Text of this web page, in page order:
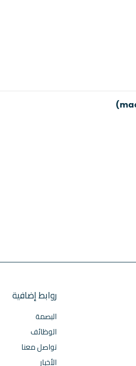
روابط إضافية
البصمة
الوظائف
تواصل معنا
الأخبار